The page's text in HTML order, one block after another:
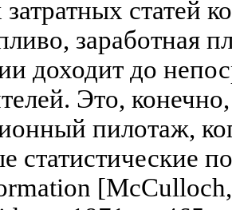
статей
заработная
доходит до
Это,
пилотаж,
статистические